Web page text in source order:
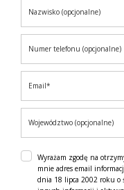
Wyrażam zgodę na
mnie adres email
dnia 18 lipca 2002 roku o